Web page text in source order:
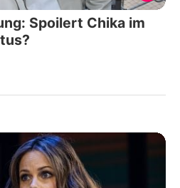
Spoilert Chika im